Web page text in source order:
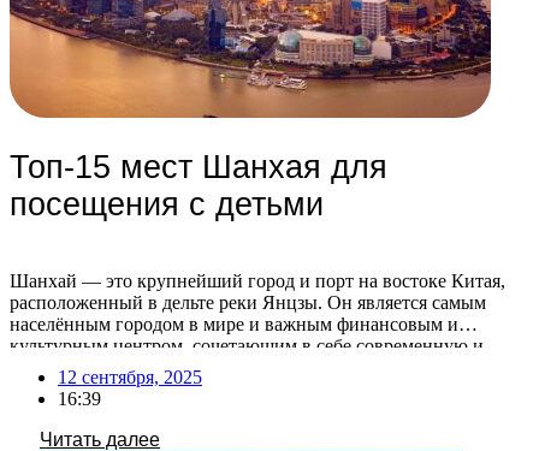
Топ-15 мест Шанхая для
посещения с детьми
Шанхай — это крупнейший город и порт на востоке Китая,
расположенный в дельте реки Янцзы. Он является самым
населённым городом в мире и важным финансовым и
культурным центром, сочетающим в себе современную и
традиционную культуру Китая. После отмены виз для россиян
с 15 сентября 2025, посещение Китая станет более доступным
и популярным! Воспользуйтесь этой возможностью, […]
12 сентября, 2025
16:39
Читать далее